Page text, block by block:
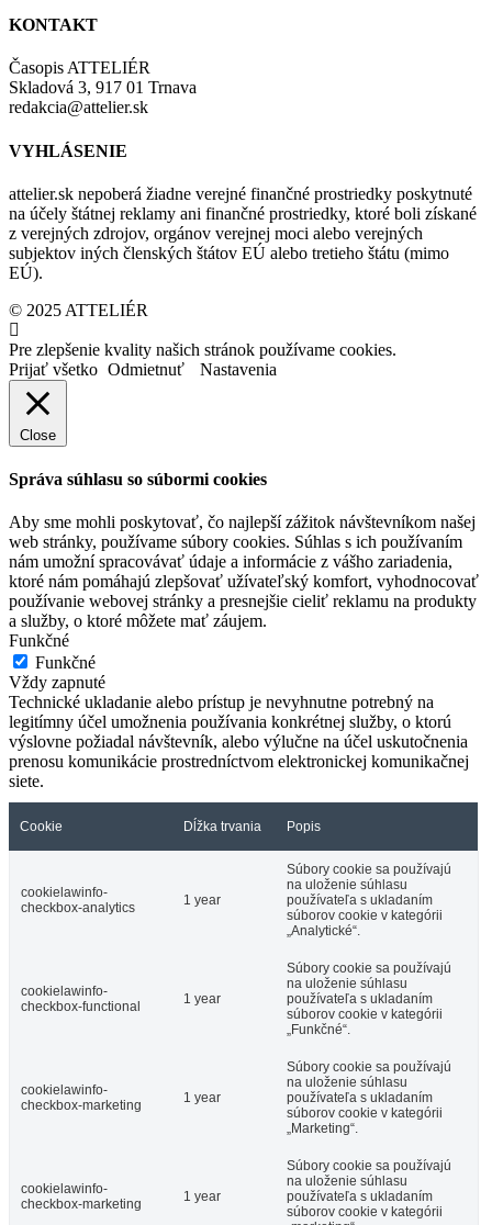
KONTAKT
Časopis ATTELIÉR
Skladová 3, 917 01 Trnava
redakcia@attelier.sk
VYHLÁSENIE
attelier.sk nepoberá žiadne verejné finančné prostriedky poskytnuté
na účely štátnej reklamy ani finančné prostriedky, ktoré boli získané
z verejných zdrojov, orgánov verejnej moci alebo verejných
subjektov iných členských štátov EÚ alebo tretieho štátu (mimo
EÚ).
© 2025 ATTELIÉR
Pre zlepšenie kvality našich stránok používame cookies.
Prijať všetko Odmietnuť Nastavenia
Close
Správa súhlasu so súbormi cookies
Aby sme mohli poskytovať, čo najlepší zážitok návštevníkom našej
web stránky, používame súbory cookies. Súhlas s ich používaním
nám umožní spracovávať údaje a informácie z vášho zariadenia,
ktoré nám pomáhajú zlepšovať užívateľský komfort, vyhodnocovať
používanie webovej stránky a presnejšie cieliť reklamu na produkty
a služby, o ktoré môžete mať záujem.
Funkčné
Funkčné
Vždy zapnuté
Technické ukladanie alebo prístup je nevyhnutne potrebný na
legitímny účel umožnenia používania konkrétnej služby, o ktorú
výslovne požiadal návštevník, alebo výlučne na účel uskutočnenia
prenosu komunikácie prostredníctvom elektronickej komunikačnej
siete.
Cookie Dĺžka trvania Popis
cookielawinfo-
checkbox-analytics
1 year
Súbory cookie sa používajú
na uloženie súhlasu
používateľa s ukladaním
súborov cookie v kategórii
„Analytické“.
cookielawinfo-
checkbox-functional
1 year
Súbory cookie sa používajú
na uloženie súhlasu
používateľa s ukladaním
súborov cookie v kategórii
„Funkčné“.
cookielawinfo-
checkbox-marketing
1 year
Súbory cookie sa používajú
na uloženie súhlasu
používateľa s ukladaním
súborov cookie v kategórii
„Marketing“.
cookielawinfo-
checkbox-marketing
1 year
Súbory cookie sa používajú
na uloženie súhlasu
používateľa s ukladaním
súborov cookie v kategórii